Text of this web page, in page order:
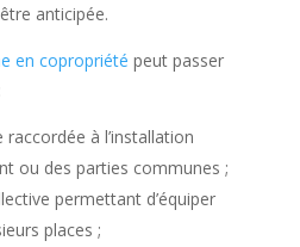
anticipée.
en copropriété peut passer
à l’installation
ou des parties communes ;
permettant d’équiper
places ;